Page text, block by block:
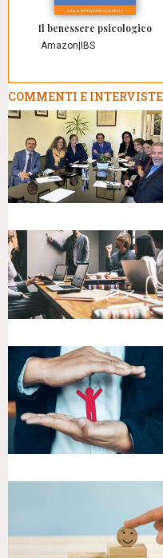
Il benessere psicologico
Amazon IBS
COMMENTI E INTERVISTE